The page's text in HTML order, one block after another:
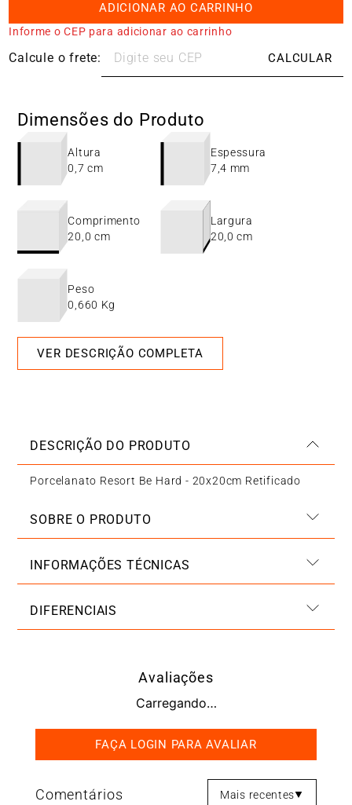
ADICIONAR AO CARRINHO
Informe o CEP para adicionar ao carrinho
Dimensões do Produto
Altura
0,7 cm
Espessura
7,4 mm
Comprimento
20,0 cm
Largura
20,0 cm
Peso
0,660 Kg
VER DESCRIÇÃO COMPLETA
DESCRIÇÃO DO PRODUTO
Porcelanato Resort Be Hard - 20x20cm Retificado
SOBRE O PRODUTO
INFORMAÇÕES TÉCNICAS
DIFERENCIAIS
Avaliações
Carregando…
Mais recentes